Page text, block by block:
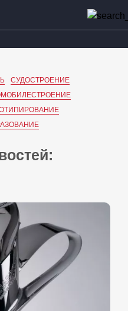
СУДОСТРОЕНИЕ